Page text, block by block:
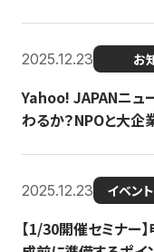
2025.12.23 お
Yahoo! JAPANニュ
わるか？NPOと大企
2025.12.23 イベン
【1/30開催セミナー